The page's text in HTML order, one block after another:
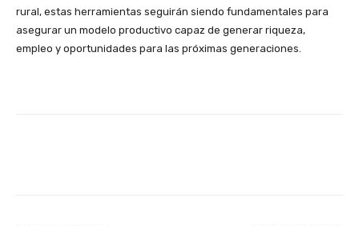
rural, estas herramientas seguirán siendo fundamentales para
asegurar un modelo productivo capaz de generar riqueza,
empleo y oportunidades para las próximas generaciones.